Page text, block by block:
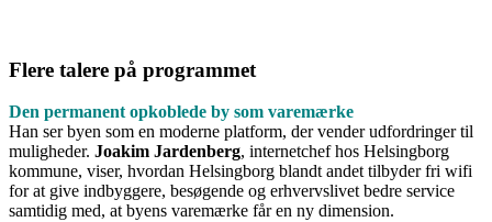
Flere talere på programmet
Den permanent opkoblede by som varemærke
Han ser byen som en moderne platform, der vender udfordringer til
muligheder. Joakim Jardenberg, internetchef hos Helsingborg
kommune, viser, hvordan Helsingborg blandt andet tilbyder fri wifi
for at give indbyggere, besøgende og erhvervslivet bedre service
samtidig med, at byens varemærke får en ny dimension.